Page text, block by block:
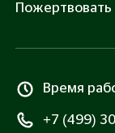
данных
Все
Пожертвовать
Время
+7 (499)